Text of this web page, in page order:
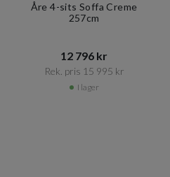
Åre 4-sits Soffa Creme
257cm
12 796 kr​​
Rek. pris 15 995 kr​​
I lager